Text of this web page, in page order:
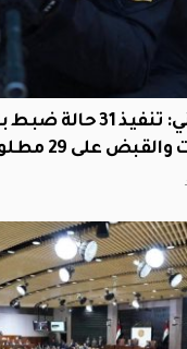
الأمن الوطني: تنفيذ 31
على 29 مطلوباً